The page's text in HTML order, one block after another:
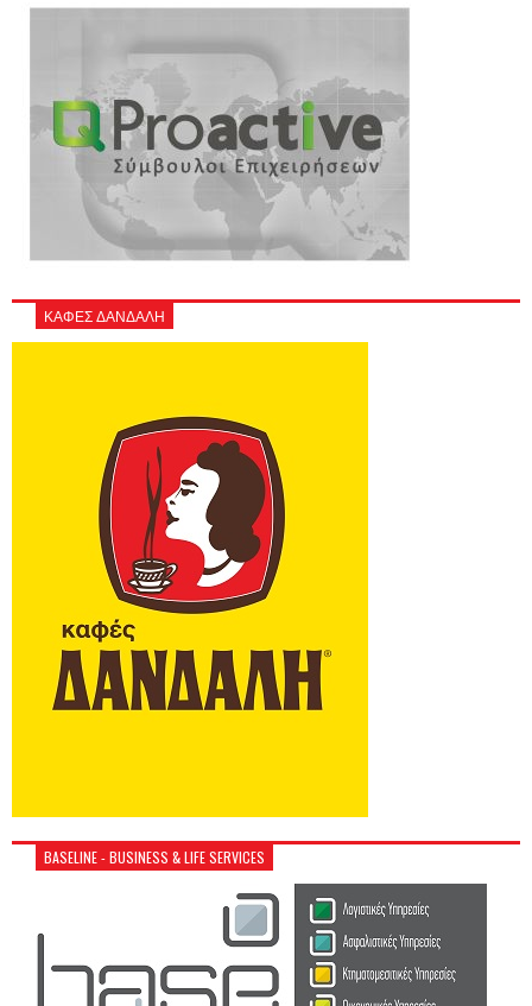
ΚΑΦΕΣ ΔΑΝΔΑΛΗ
BASELINE - BUSINESS & LIFE SERVICES